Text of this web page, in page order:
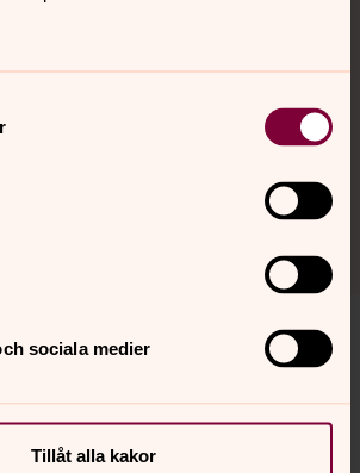
sociala medier
Tillåt alla kakor
mässa
frågor på sidans